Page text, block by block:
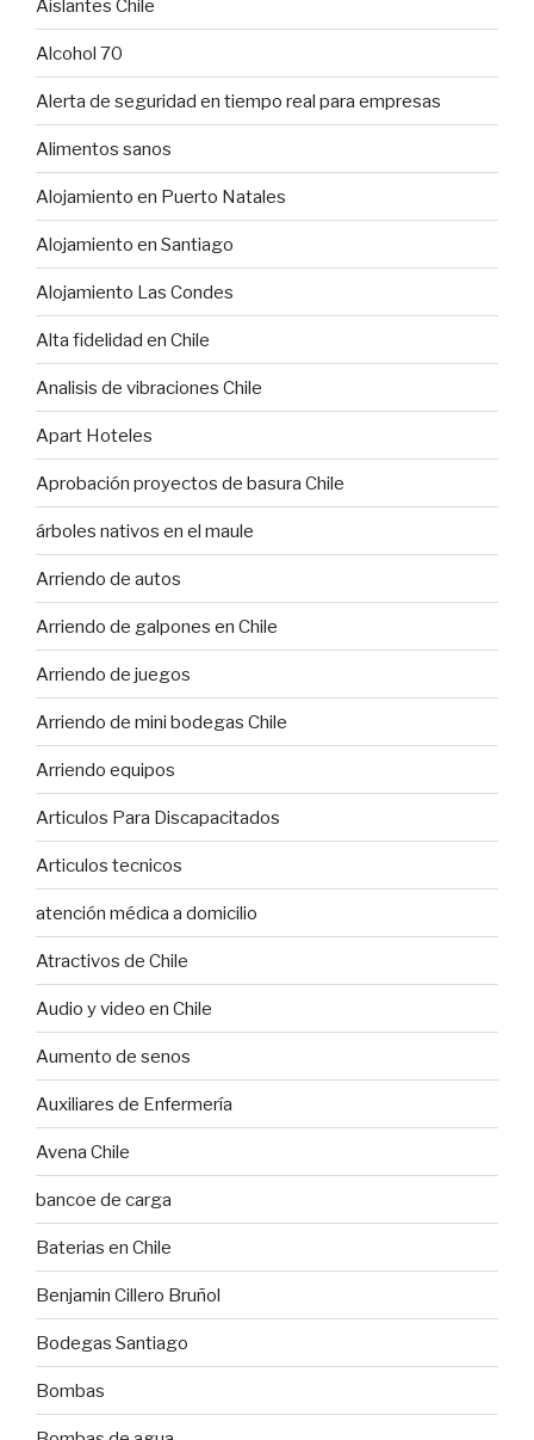
Aislantes Chile
Alcohol 70
Alerta de seguridad en tiempo real para empresas
Alimentos sanos
Alojamiento en Puerto Natales
Alojamiento en Santiago
Alojamiento Las Condes
Alta fidelidad en Chile
Analisis de vibraciones Chile
Apart Hoteles
Aprobación proyectos de basura Chile
árboles nativos en el maule
Arriendo de autos
Arriendo de galpones en Chile
Arriendo de juegos
Arriendo de mini bodegas Chile
Arriendo equipos
Articulos Para Discapacitados
Articulos tecnicos
atención médica a domicilio
Atractivos de Chile
Audio y video en Chile
Aumento de senos
Auxiliares de Enfermería
Avena Chile
bancoe de carga
Baterias en Chile
Benjamin Cillero Bruñol
Bodegas Santiago
Bombas